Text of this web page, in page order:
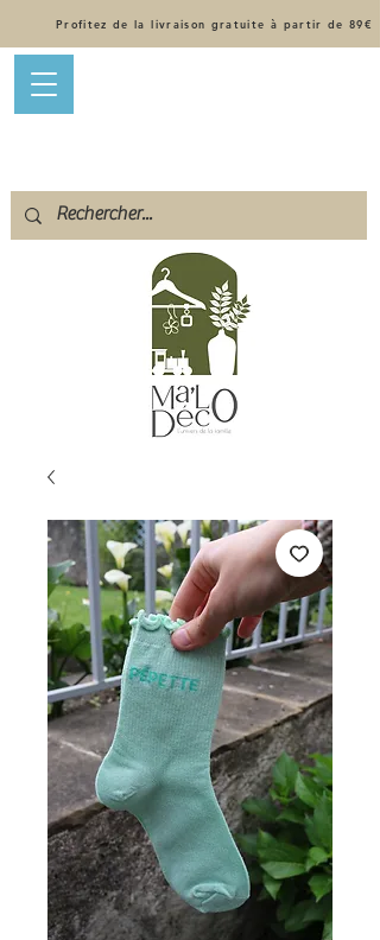
Profitez de la livraison gratuite à partir de 89€